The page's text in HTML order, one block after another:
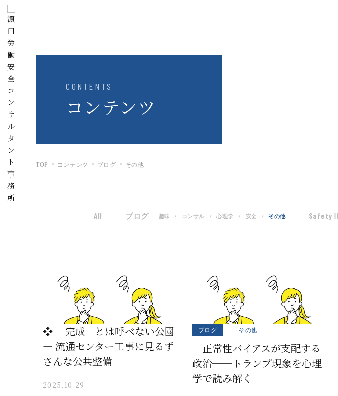
CONTENTS
コンテンツ
TOP コンテンツ ブログ その他
All ブログ 趣味 コンサル 心理学 安全 その他 SafetyⅡ
❖ 「完成」とは呼べない公園
― 流通センター工事に見るず
さんな公共整備
2025.10.29
ブログ その他
「正常性バイアスが支配する
政治──トランプ現象を心理
学で読み解く」